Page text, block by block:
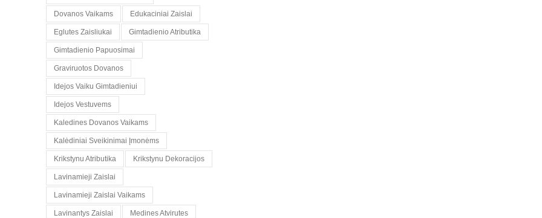
Dovanos Vaikams Edukaciniai Zaislai
Eglutes Zaisliukai Gimtadienio Atributika
Gimtadienio Papuosimai
Graviruotos Dovanos
Idejos Vaiku Gimtadieniui
Idejos Vestuvems
Kaledines Dovanos Vaikams
Kalėdiniai Sveikinimai Įmonėms
Krikstynu Atributika Krikstynu Dekoracijos
Lavinamieji Zaislai
Lavinamieji Zaislai Vaikams
Lavinantys Zaislai Medines Atvirutes